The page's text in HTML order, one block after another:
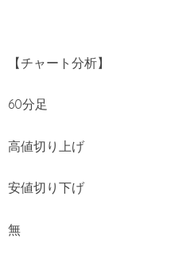
【チャート分析】
60分足
高値切り上げ
安値切り下げ
無